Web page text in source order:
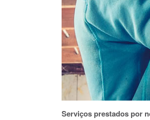
Serviços prestados por